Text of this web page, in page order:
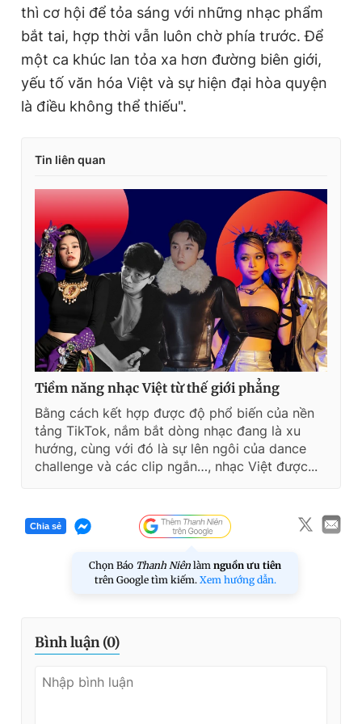
thì cơ hội để tỏa sáng với những nhạc phẩm
bắt tai, hợp thời vẫn luôn chờ phía trước. Để
một ca khúc lan tỏa xa hơn đường biên giới,
yếu tố văn hóa Việt và sự hiện đại hòa quyện
là điều không thể thiếu".
Tin liên quan
Tiềm năng nhạc Việt từ thế giới phẳng
Bằng cách kết hợp được độ phổ biến của nền
tảng TikTok, nắm bắt dòng nhạc đang là xu
hướng, cùng với đó là sự lên ngôi của dance
challenge và các clip ngắn…, nhạc Việt được...
Chia sẻ
Chọn Báo Thanh Niên làm nguồn ưu tiên
trên Google tìm kiếm. Xem hướng dẫn.
Bình luận (0)